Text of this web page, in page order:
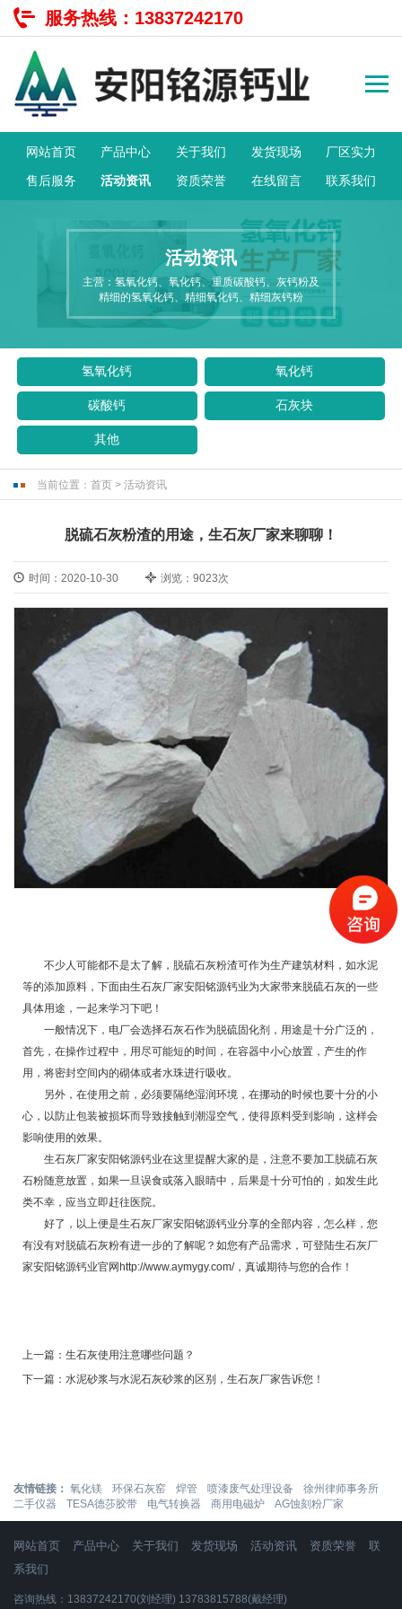
服务热线： 13837242170
网站首页 产品中心 关于我们 发货现场
厂区实力
售后服务
活动资讯 资质荣誉 在线留言 联系我们
活动资讯
主营：氢氧化钙、氧化钙、重质碳酸钙、灰钙粉及
精细的氢氧化钙、精细氧化钙、精细灰钙粉
氢氧化钙 氧化钙
碳酸钙 石灰块
其他
当前位置： 首页 > 活动资讯
脱硫石灰粉渣的用途，生石灰厂家来聊聊！
时间：2020-10-30 浏览：9023次
不少人可能都不是太了解，脱硫石灰粉渣可作为生产建筑材料，如水泥
等的添加原料，下面由生石灰厂家安阳铭源钙业为大家带来脱硫石灰的一些
具体用途，一起来学习下吧！
一般情况下，电厂会选择石灰石作为脱硫固化剂，用途是十分广泛的，
首先，在操作过程中，用尽可能短的时间，在容器中小心放置，产生的作
用，将密封空间内的砌体或者水珠进行吸收。
另外，在使用之前，必须要隔绝湿润环境，在挪动的时候也要十分的小
心，以防止包装被损坏而导致接触到潮湿空气，使得原料受到影响，这样会
影响使用的效果。
生石灰厂家安阳铭源钙业在这里提醒大家的是，注意不要加工脱硫石灰
石粉随意放置，如果一旦误食或落入眼睛中，后果是十分可怕的，如发生此
类不幸，应当立即赶往医院。
好了，以上便是生石灰厂家安阳铭源钙业分享的全部内容，怎么样，您
有没有对脱硫石灰粉有进一步的了解呢？如您有产品需求，可登陆生石灰厂
家安阳铭源钙业官网 http://www.aymygy.com/，真诚期待与您的合作！
上一篇： 生石灰使用注意哪些问题？
下一篇： 水泥砂浆与水泥石灰砂浆的区别，生石灰厂家告诉您！
友情链接： 氧化镁 环保石灰窑 焊管 喷漆废气处理设备
徐州律师事务所
二手仪器
TESA德莎胶带 电气转换器 商用电磁炉 AG蚀刻粉厂家
网站首页 产品中心 关于我们 发货现场 活动资讯 资质荣誉
联
系我们
咨询热线：13837242170(刘经理) 13783815788(戴经理)